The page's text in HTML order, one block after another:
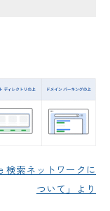
検索ネットワークに
ついて」より